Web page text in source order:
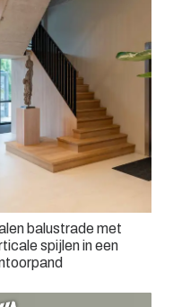
balustrade met
spijlen in een